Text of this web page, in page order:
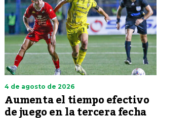
4 de agosto de 2026
Aumenta el tiempo efectivo
de juego en la tercera fecha